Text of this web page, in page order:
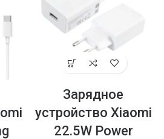
Зарядное
устройство Xiaomi
22.5W Power